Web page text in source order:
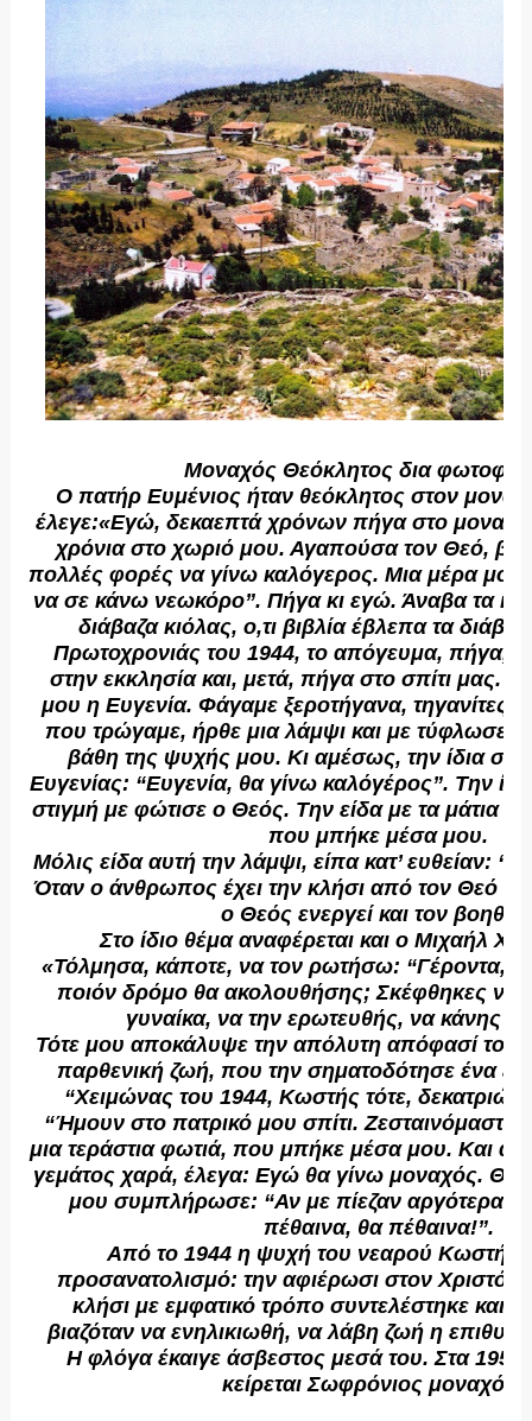
Μοναχός Θεόκλητος δια
Ο πατήρ Ευμένιος ήταν θεόκλητος στον
έλεγε:«Εγώ, δεκαεπτά χρόνων πήγα στο
χρόνια στο χωριό μου. Αγαπούσα τον Θεό,
πολλές φορές να γίνω καλόγερος. Μια μέρα
να σε κάνω νεωκόρο”. Πήγα κι εγώ. Άναβα τα
διάβαζα κιόλας, ο,τι βιβλία έβλεπα τα
Πρωτοχρονιάς του 1944, το απόγευμα, πήγα,
στην εκκλησία και, μετά, πήγα στο σπίτι μας.
μου η Ευγενία. Φάγαμε ξεροτήγανα, τηγανίτες
που τρώγαμε, ήρθε μια λάμψι και με τύφλωσε
βάθη της ψυχής μου. Κι αμέσως, την ίδια
Ευγενίας: “Ευγενία, θα γίνω καλόγέρος”. Την
στιγμή με φώτισε ο Θεός. Την είδα με τα μάτια
που μπήκε μέσα μου.
Μόλις είδα αυτή την λάμψι, είπα κατ’ ευθείαν:
Όταν ο άνθρωπος έχει την κλήσι από τον Θεό
ο Θεός ενεργεί και τον
Στο ίδιο θέμα αναφέρεται και ο Μιχαήλ
«Τόλμησα, κάποτε, να τον ρωτήσω: “Γέροντα,
ποιόν δρόμο θα ακολουθήσης; Σκέφθηκες να
γυναίκα, να την ερωτευθής, να κάνης
Τότε μου αποκάλυψε την απόλυτη απόφασί του
παρθενική ζωή, που την σηματοδότησε ένα
“Χειμώνας του 1944, Κωστής τότε, δεκατριών
“Ήμουν στο πατρικό μου σπίτι. Ζεσταινόμαστε
μια τεράστια φωτιά, που μπήκε μέσα μου. Και
γεμάτος χαρά, έλεγα: Εγώ θα γίνω μοναχός. Θα
μου συμπλήρωσε: “Αν με πίεζαν αργότερα
πέθαινα, θα πέθαινα!”.
Από το 1944 η ψυχή του νεαρού Κωστή
προσανατολισμό: την αφιέρωσι στον Χριστό.
κλήσι με εμφατικό τρόπο συντελέστηκε και
βιαζόταν να ενηλικιωθή, να λάβη ζωή η
Η φλόγα έκαιγε άσβεστος μεσά του. Στα 1951
κείρεται Σωφρόνιος